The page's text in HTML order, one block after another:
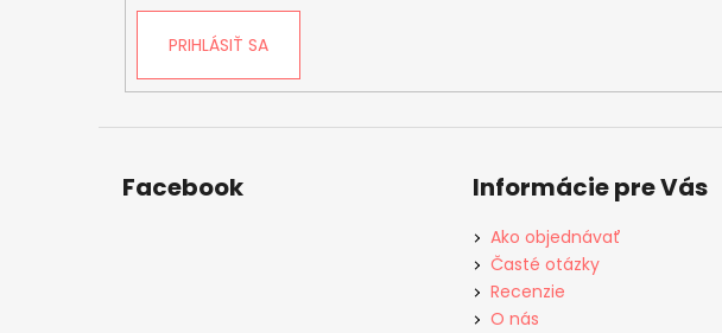
PRIHLÁSIŤ SA
Facebook Informácie pre Vás
Ako objednávať
Časté otázky
Recenzie
O nás